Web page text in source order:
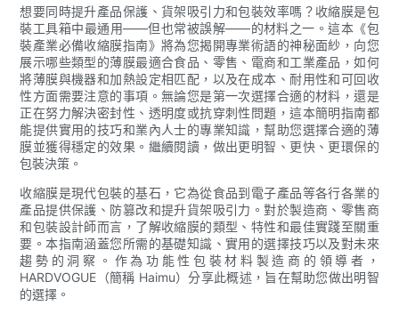
想要同時提升產品保護、貨架吸引力和包裝效率嗎？收縮膜是包
裝工具箱中最通用——但也常被誤解——的材料之一。這本《包
裝產業必備收縮膜指南》將為您揭開專業術語的神秘面紗，向您
展示哪些類型的薄膜最適合食品、零售、電商和工業產品，如何
將薄膜與機器和加熱設定相匹配，以及在成本、耐用性和可回收
性方面需要注意的事項。無論您是第一次選擇合適的材料，還是
正在努力解決密封性、透明度或抗穿刺性問題，這本簡明指南都
能提供實用的技巧和業內人士的專業知識，幫助您選擇合適的薄
膜並獲得穩定的效果。繼續閱讀，做出更明智、更快、更環保的
包裝決策。
收縮膜是現代包裝的基石，它為從食品到電子產品等各行各業的
產品提供保護、防篡改和提升貨架吸引力。對於製造商、零售商
和包裝設計師而言，了解收縮膜的類型、特性和最佳實踐至關重
要。本指南涵蓋您所需的基礎知識、實用的選擇技巧以及對未來
趨勢的洞察。作為功能性包裝材料製造商的領導者，
HARDVOGUE（簡稱 Haimu）分享此概述，旨在幫助您做出明智
的選擇。